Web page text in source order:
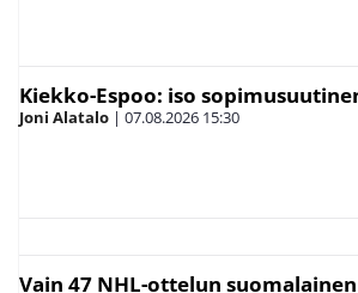
Kiekko-Espoo: iso
Joni Alatalo | 07.08.2026 15:30
Vain 47 NHL-ottelun